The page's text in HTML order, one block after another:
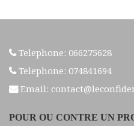
Telephone: 066275628
Telephone: 074841694
Email:
POUR OU CONTRE UN